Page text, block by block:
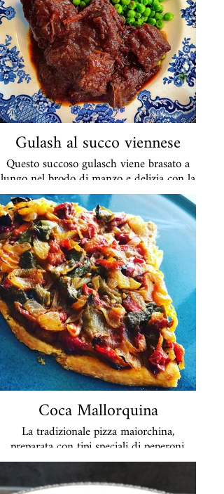
Gulash al succo viennese
Questo succoso gulasch viene brasato a
lungo nel brodo di manzo e delizia con la
piccantezza dei peperoni ungheresi
selezionati.
A porzione € 36
Coca Mallorquina
La tradizionale pizza maiorchina,
preparata con tipi speciali di peperoni,
cipolle e olio d'oliva su un impasto
lievitato. Può essere servito tiepido o